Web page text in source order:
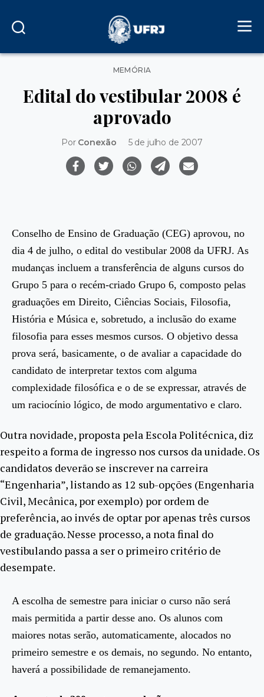
Categorias
MEMÓRIA
Edital do vestibular 2008 é
aprovado
Por Conexão 5 de julho de 2007
Conselho de Ensino de Graduação (CEG) aprovou, no
dia 4 de julho, o edital do vestibular 2008 da UFRJ. As
mudanças incluem a transferência de alguns cursos do
Grupo 5 para o recém-criado Grupo 6, composto pelas
graduações em Direito, Ciências Sociais, Filosofia,
História e Música e, sobretudo, a inclusão do exame
filosofia para esses mesmos cursos. O objetivo dessa
prova será, basicamente, o de avaliar a capacidade do
candidato de interpretar textos com alguma
complexidade filosófica e o de se expressar, através de
um raciocínio lógico, de modo argumentativo e claro.
Outra novidade, proposta pela Escola Politécnica, diz
respeito a forma de ingresso nos cursos da unidade. Os
candidatos deverão se inscrever na carreira
“Engenharia”, listando as 12 sub-opções (Engenharia
Civil, Mecânica, por exemplo) por ordem de
preferência, ao invés de optar por apenas três cursos
de graduação. Nesse processo, a nota final do
vestibulando passa a ser o primeiro critério de
desempate.
A escolha de semestre para iniciar o curso não será
mais permitida a partir desse ano. Os alunos com
maiores notas serão, automaticamente, alocados no
primeiro semestre e os demais, no segundo. No entanto,
haverá a possibilidade de remanejamento.